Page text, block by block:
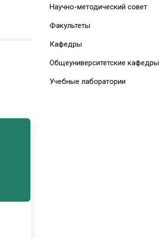
Научно-методический совет
Факультеты
Кафедры
Общеуниверситетские кафедры
Учебные лаборатории